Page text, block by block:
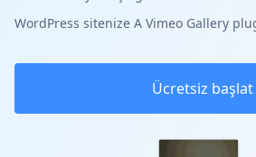
WordPress sitenize A Vimeo Gallery
Ücretsiz başlat